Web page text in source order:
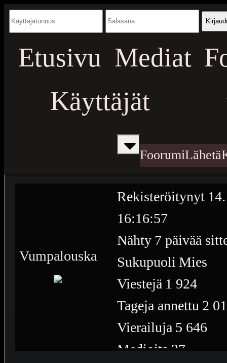
Etusivu Mediat
Käyttäjät
FoorumiLähetä
Vumpalouska
Rekisteröitynyt
16:16:57
Nähty 7 päivää
Sukupuoli Mies
Viestejä 1 924
Tageja annettu 2
Vierailuja 5 646
Medioita 37